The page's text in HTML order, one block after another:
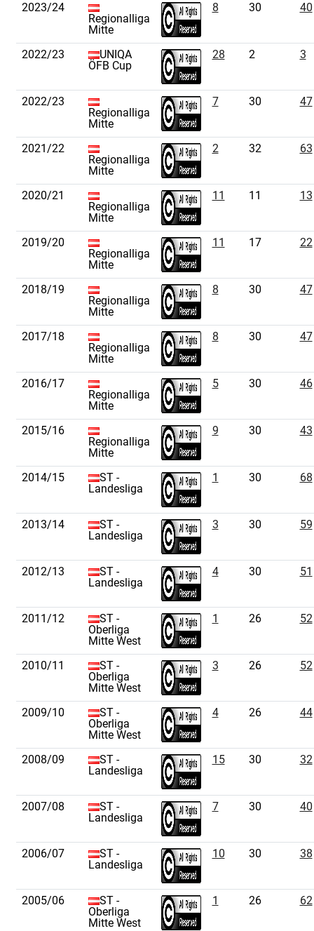
2023/24
Regionalliga
Mitte
8 30 40
2022/23
UNIQA
ÖFB Cup
28 2 3
2022/23
Regionalliga
Mitte
7 30 47
2021/22
Regionalliga
Mitte
2 32 63
2020/21
Regionalliga
Mitte
11 11 13
2019/20
Regionalliga
Mitte
11 17 22
2018/19
Regionalliga
Mitte
8 30 47
2017/18
Regionalliga
Mitte
8 30 47
2016/17
Regionalliga
Mitte
5 30 46
2015/16
Regionalliga
Mitte
9 30 43
2014/15
ST -
Landesliga
1 30 68
2013/14
ST -
Landesliga
3 30 59
2012/13
ST -
Landesliga
4 30 51
2011/12
ST -
Oberliga
Mitte West
1 26 52
2010/11
ST -
Oberliga
Mitte West
3 26 52
2009/10
ST -
Oberliga
Mitte West
4 26 44
2008/09
ST -
Landesliga
15 30 32
2007/08
ST -
Landesliga
7 30 40
2006/07
ST -
Landesliga
10 30 38
2005/06
ST -
Oberliga
Mitte West
1 26 62